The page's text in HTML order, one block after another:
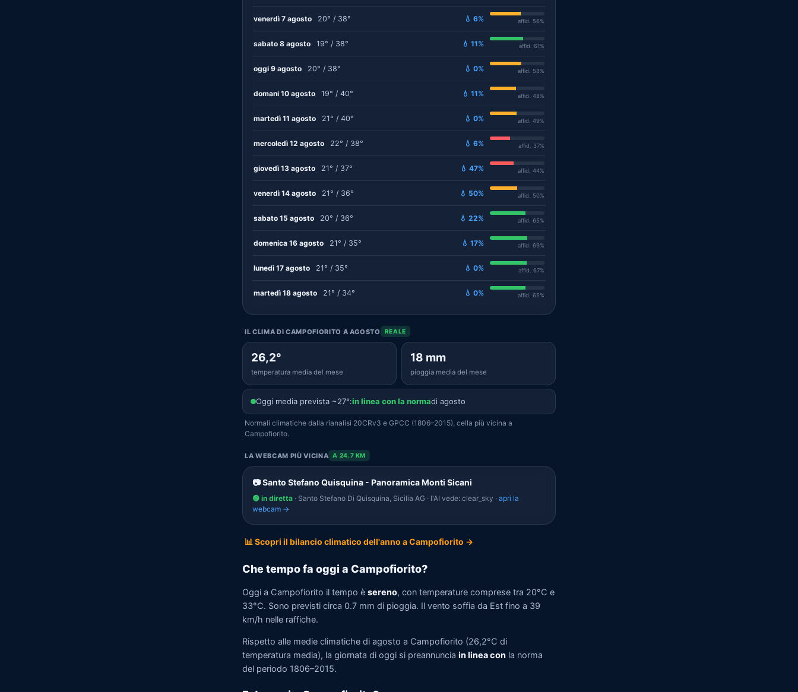
venerdì 7 agosto 20° / 38° 💧 6% affid. 56%
sabato 8 agosto 19° / 38° 💧 11% affid. 61%
oggi 9 agosto 20° / 38° 💧 0% affid. 58%
domani 10 agosto 19° / 40° 💧 11% affid. 48%
martedì 11 agosto 21° / 40° 💧 0% affid. 49%
mercoledì 12 agosto 22° / 38° 💧 6% affid. 37%
giovedì 13 agosto 21° / 37° 💧 47% affid. 44%
venerdì 14 agosto 21° / 36° 💧 50% affid. 50%
sabato 15 agosto 20° / 36° 💧 22% affid. 65%
domenica 16 agosto 21° / 35° 💧 17% affid. 69%
lunedì 17 agosto 21° / 35° 💧 0% affid. 67%
martedì 18 agosto 21° / 34° 💧 0% affid. 65%
IL CLIMA DI CAMPOFIORITO A AGOSTO REALE
26,2°
temperatura media del mese
18 mm
pioggia media del mese
Oggi media prevista ~27°:in linea con la normadi agosto
Normali climatiche dalla rianalisi 20CRv3 e GPCC (1806–2015), cella più vicina a
Campofiorito.
LA WEBCAM PIÙ VICINA A 24.7 KM
📷 Santo Stefano Quisquina - Panoramica Monti Sicani
🟢 in diretta · Santo Stefano Di Quisquina, Sicilia AG · l'AI vede: clear_sky · apri la
webcam →
📊 Scopri il bilancio climatico dell'anno a Campofiorito →
Che tempo fa oggi a Campofiorito?
Oggi a Campofiorito il tempo è sereno, con temperature comprese tra 20°C e
33°C. Sono previsti circa 0.7 mm di pioggia. Il vento soffia da Est fino a 39
km/h nelle raffiche.
Rispetto alle medie climatiche di agosto a Campofiorito (26,2°C di
temperatura media), la giornata di oggi si preannuncia in linea con la norma
del periodo 1806–2015.